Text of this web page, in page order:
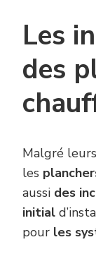
Les
des
Malgré
les
aussi des
initial
pour les